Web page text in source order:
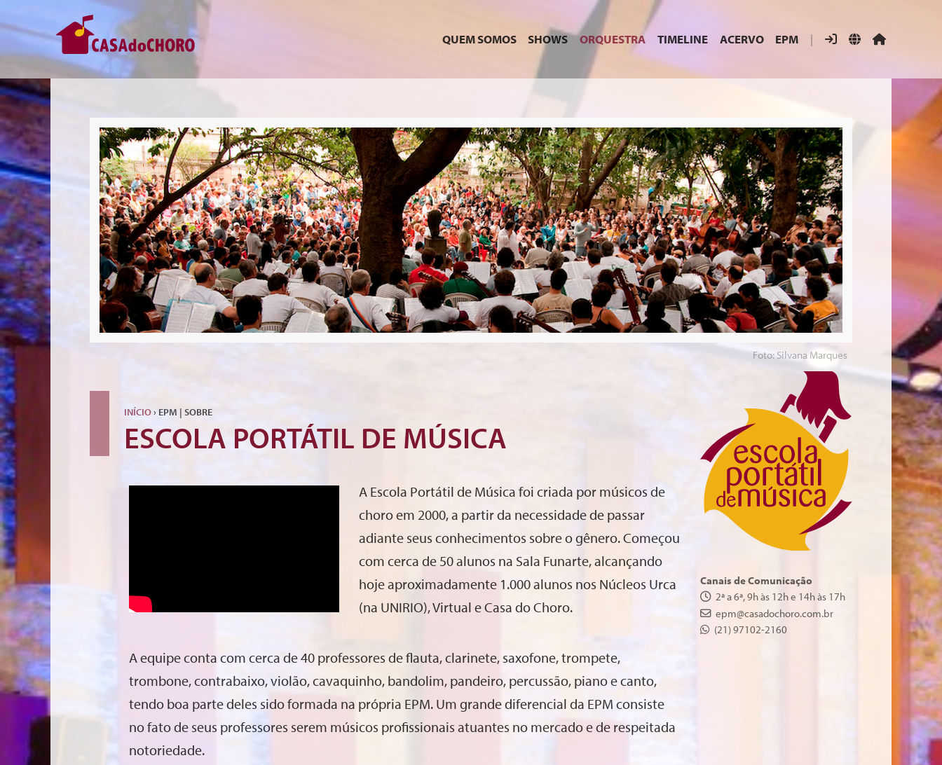
|
EPM
ACERVO
TIMELINE
ORQUESTRA
SHOWS
QUEM SOMOS
Foto: Silvana Marques
INÍCIO› EPM | SOBRE
ESCOLA PORTÁTIL DE MÚSICA
A Escola Portátil de Música foi criada por músicos de
choro em 2000, a partir da necessidade de passar
adiante seus conhecimentos sobre o gênero. Começou
com cerca de 50 alunos na Sala Funarte, alcançando
hoje aproximadamente 1.000 alunos nos Núcleos Urca
(na UNIRIO), Virtual e Casa do Choro.
A equipe conta com cerca de 40 professores de flauta, clarinete, saxofone, trompete,
trombone, contrabaixo, violão, cavaquinho, bandolim, pandeiro, percussão, piano e canto,
tendo boa parte deles sido formada na própria EPM. Um grande diferencial da EPM consiste
no fato de seus professores serem músicos profissionais atuantes no mercado e de respeitada
notoriedade.
Canais de Comunicação
2ª a 6ª, 9h às 12h e 14h às 17h
epm@casadochoro.com.br
(21) 97102-2160